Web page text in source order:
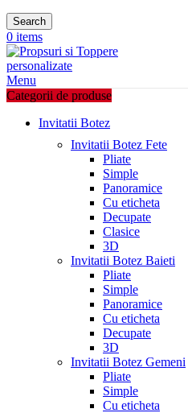
Search
0 items
Menu
Categorii de produse
Invitatii Botez
Invitatii Botez Fete
Pliate
Simple
Panoramice
Cu eticheta
Decupate
Clasice
3D
Invitatii Botez Baieti
Pliate
Simple
Panoramice
Cu eticheta
Decupate
3D
Invitatii Botez Gemeni
Pliate
Simple
Cu eticheta